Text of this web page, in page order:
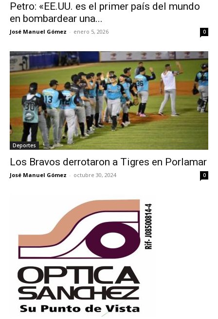
Petro: «EE.UU. es el primer país del mundo
en bombardear una...
José Manuel Gómez - enero 5, 2026 0
Deportes
Los Bravos derrotaron a Tigres en Porlamar
José Manuel Gómez - octubre 30, 2024 0